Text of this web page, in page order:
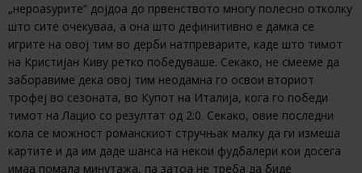
„нероаѕурите“ дојдоа до првенството многу полесно отколку
што сите очекуваа, а она што дефинитивно е дамка се
игрите на овој тим во дерби натпреварите, каде што тимот
на Кристијан Киву ретко победуваше. Секако, не смееме да
заборавиме дека овој тим неодамна го освои вториот
трофеј во сезоната, во Купот на Италија, кога го победи
тимот на Лацио со резултат од 2:0. Секако, овие последни
кола се можност романскиот стручњак малку да ги измеша
картите и да им даде шанса на некои фудбалери кои досега
имаа помала минутажа, па затоа не треба да биде